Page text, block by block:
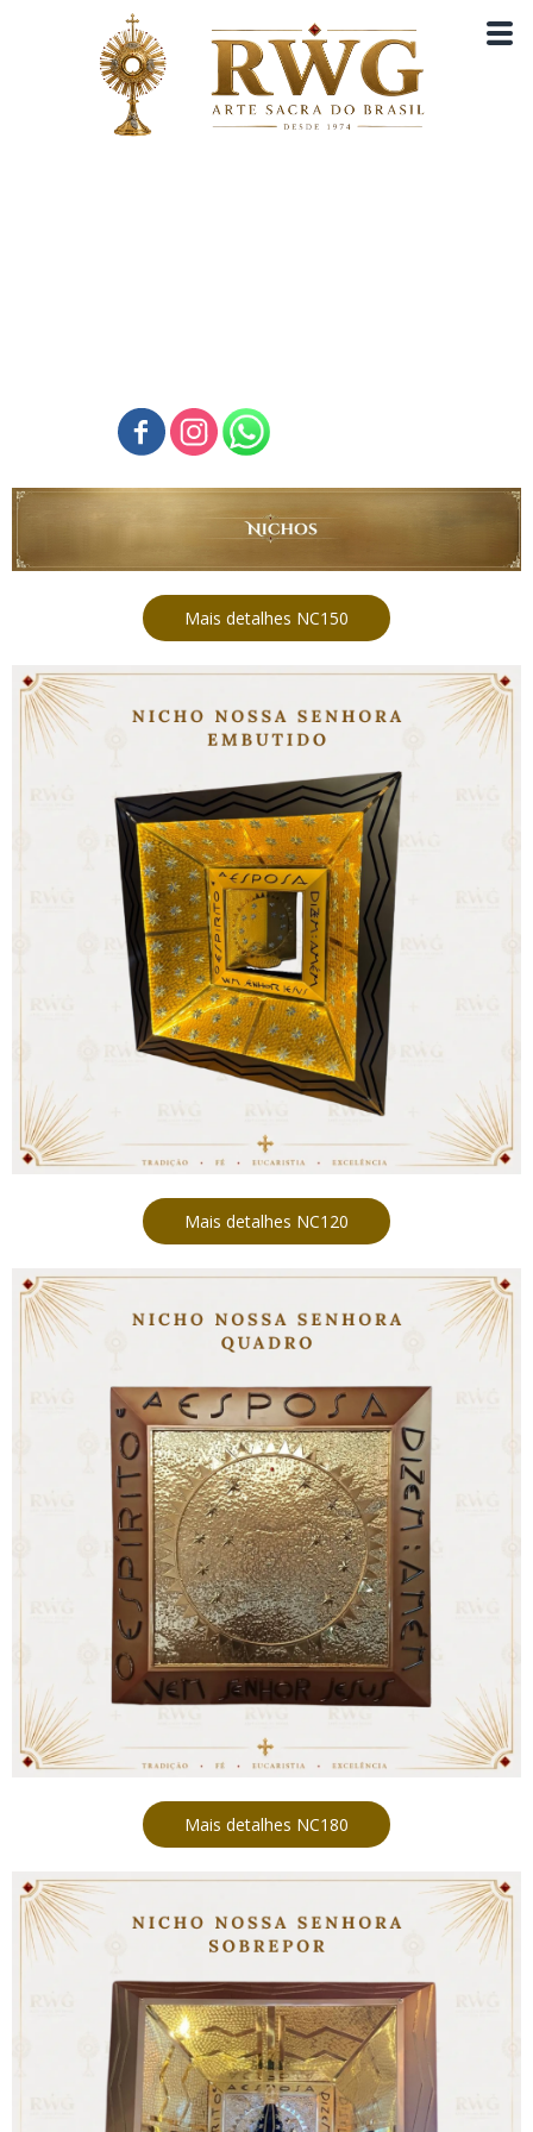
Mais detalhes NC150
Mais detalhes NC120
Mais detalhes NC180